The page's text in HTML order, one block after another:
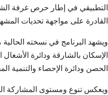
التطبيقي في إطار حرص غرفة
القادرة على مواجهة تحديات
ويشهد البرنامج في نسخته
الإسكان بالشارقة ودائرة
الحصن ودائرة الإحصاء والتنمية
ويعكس تنوع ومستوى المشاركة